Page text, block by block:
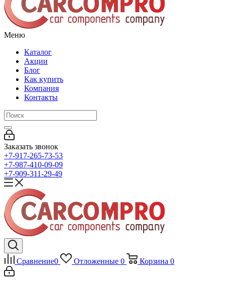
Меню
Каталог
Акции
Блог
Как купить
Компания
Контакты
Заказать звонок
+7-917-265-73-53
+7-987-410-09-09
+7-909-311-29-49
Сравнение0 Отложенные 0 Корзина 0